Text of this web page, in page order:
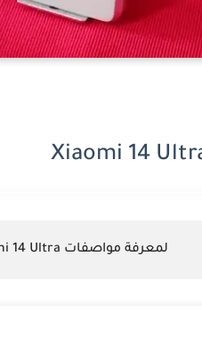
لمعرفة مواصفات Xiaomi 14 Ultra بالتفصيل من هنا :